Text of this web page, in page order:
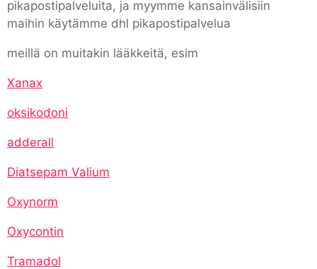
pikapostipalveluita, ja myymme kansainvälisiin
maihin käytämme dhl pikapostipalvelua
meillä on muitakin lääkkeitä, esim
Xanax
oksikodoni
adderall
Diatsepam Valium
Oxynorm
Oxycontin
Tramadol